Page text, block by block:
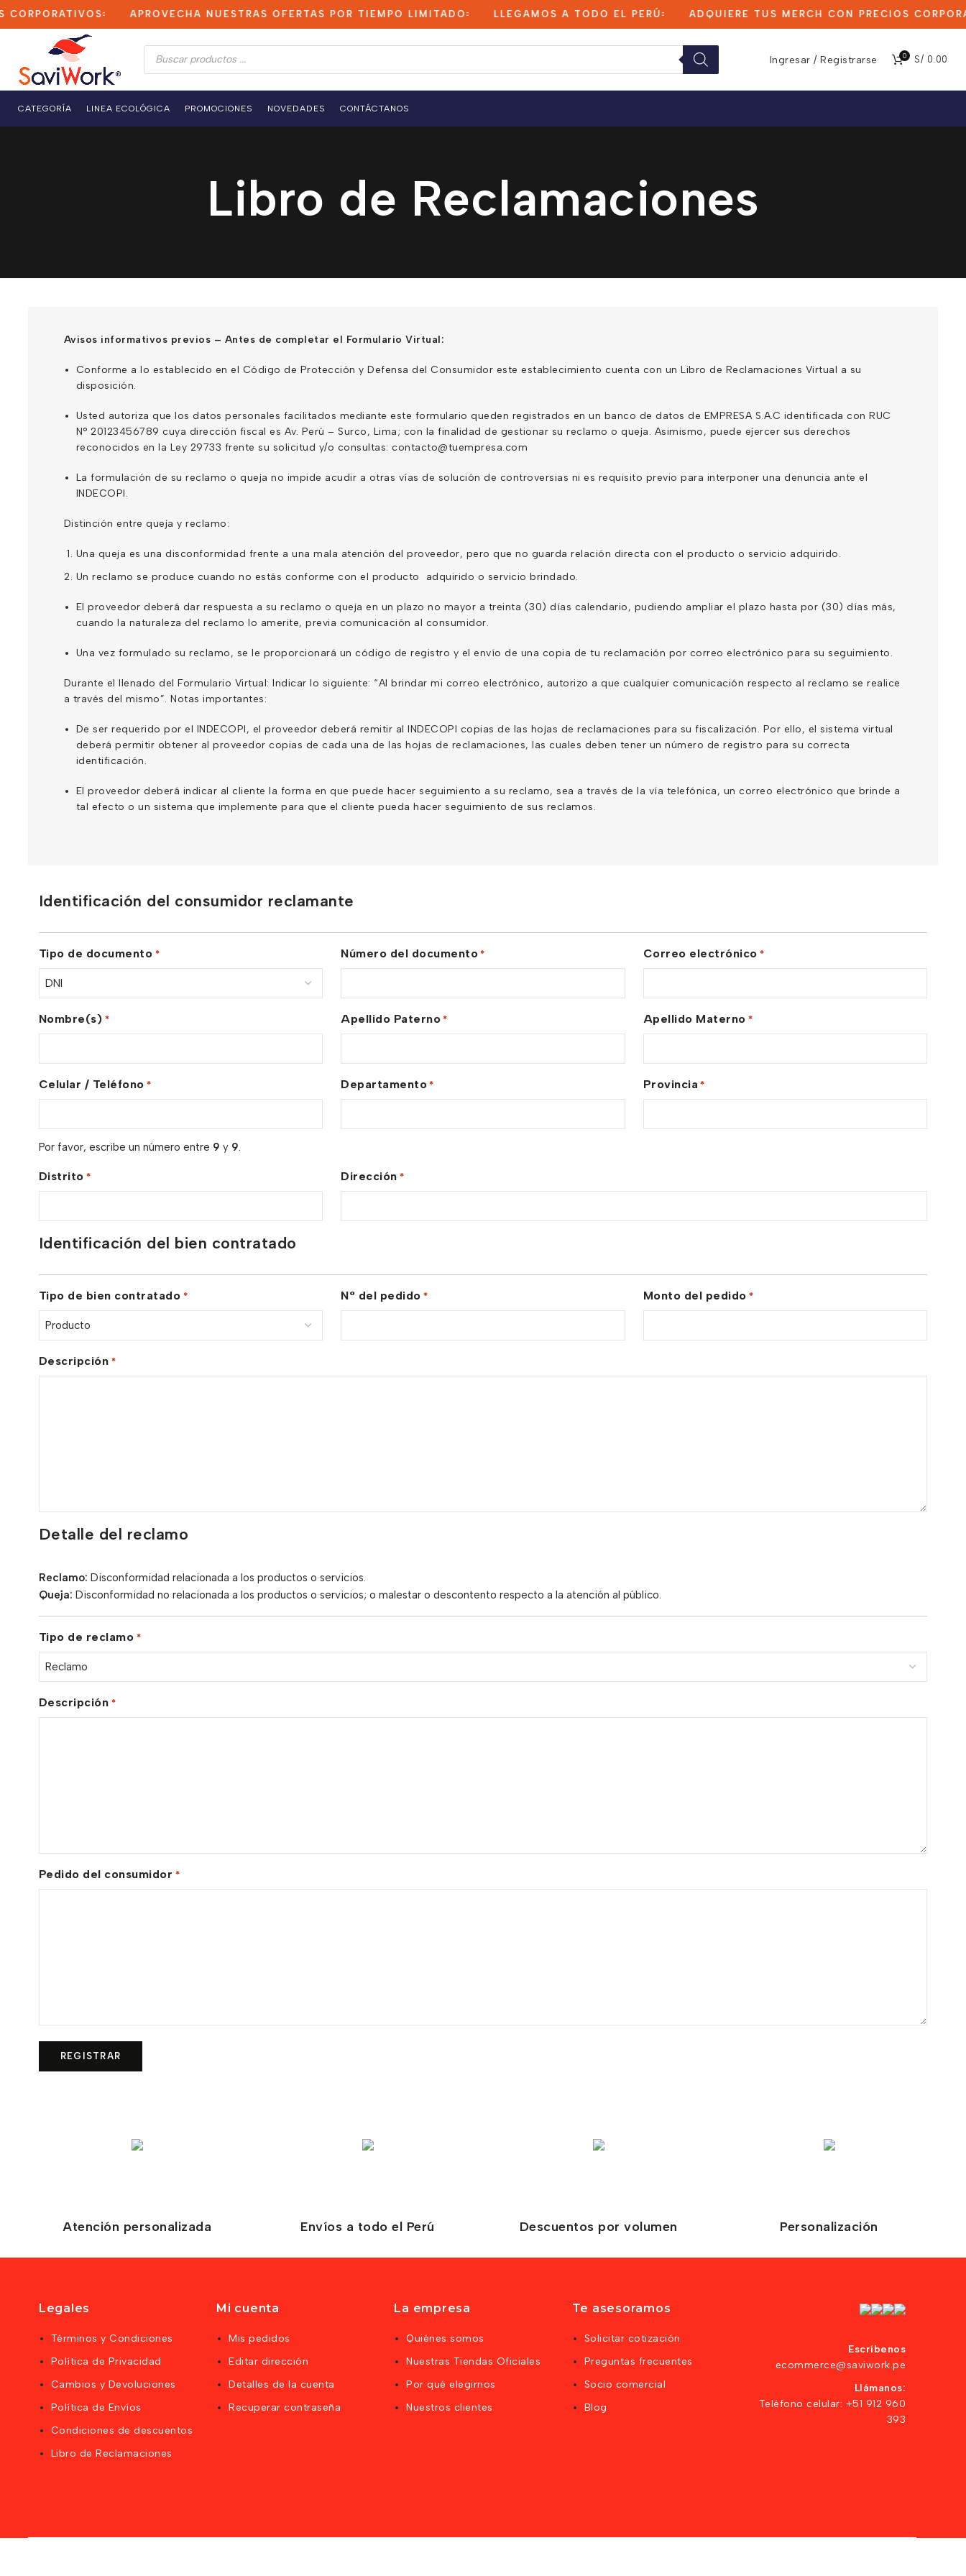
APROVECHA NUESTRAS OFERTAS POR TIEMPO LIMITADO LLEGAMOS A TODO EL PERÚ ADQUIERE TUS MERCH CON PRECIOS
Búsqueda
Ingresar / Registrarse 0 S/ 0.00
CATEGORÍA LINEA ECOLÓGICA PROMOCIONES NOVEDADES CONTÁCTANOS
Libro de Reclamaciones
Avisos informativos previos – Antes de completar el Formulario Virtual:
Conforme a lo establecido en el Código de Protección y Defensa del Consumidor este establecimiento cuenta con un Libro de Reclamaciones Virtual a su
disposición.
Usted autoriza que los datos personales facilitados mediante este formulario queden registrados en un banco de datos de EMPRESA S.A.C identificada con RUC
N° 20123456789 cuya dirección fiscal es Av. Perú – Surco, Lima; con la finalidad de gestionar su reclamo o queja. Asimismo, puede ejercer sus derechos
reconocidos en la Ley 29733 frente su solicitud y/o consultas: contacto@tuempresa.com
La formulación de su reclamo o queja no impide acudir a otras vías de solución de controversias ni es requisito previo para interponer una denuncia ante el
INDECOPI.
Distinción entre queja y reclamo:
Una queja es una disconformidad frente a una mala atención del proveedor, pero que no guarda relación directa con el producto o servicio adquirido.
Un reclamo se produce cuando no estás conforme con el producto adquirido o servicio brindado.
El proveedor deberá dar respuesta a su reclamo o queja en un plazo no mayor a treinta (30) días calendario, pudiendo ampliar el plazo hasta por (30) días más,
cuando la naturaleza del reclamo lo amerite, previa comunicación al consumidor.
Una vez formulado su reclamo, se le proporcionará un código de registro y el envío de una copia de tu reclamación por correo electrónico para su seguimiento.
Durante el llenado del Formulario Virtual: Indicar lo siguiente: “Al brindar mi correo electrónico, autorizo a que cualquier comunicación respecto al reclamo se realice
a través del mismo”. Notas importantes:
De ser requerido por el INDECOPI, el proveedor deberá remitir al INDECOPI copias de las hojas de reclamaciones para su fiscalización. Por ello, el sistema virtual
deberá permitir obtener al proveedor copias de cada una de las hojas de reclamaciones, las cuales deben tener un número de registro para su correcta
identificación.
El proveedor deberá indicar al cliente la forma en que puede hacer seguimiento a su reclamo, sea a través de la vía telefónica, un correo electrónico que brinde a
tal efecto o un sistema que implemente para que el cliente pueda hacer seguimiento de sus reclamos.
Identificación del consumidor reclamante
Tipo de documento * Número del documento * Correo electrónico *
Nombre(s) * Apellido Paterno * Apellido Materno *
Celular / Teléfono *
Por favor, escribe un número entre 9 y 9.
Departamento * Provincia *
Distrito * Dirección *
Identificación del bien contratado
Tipo de bien contratado * N° del pedido * Monto del pedido *
Descripción *
Detalle del reclamo
Reclamo: Disconformidad relacionada a los productos o servicios.
Queja: Disconformidad no relacionada a los productos o servicios; o malestar o descontento respecto a la atención al público.
Tipo de reclamo *
Descripción *
Pedido del consumidor *
Atención personalizada Envíos a todo el Perú Descuentos por volumen Personalización
Legales
Términos y Condiciones
Política de Privacidad
Cambios y Devoluciones
Política de Envíos
Condiciones de descuentos
Libro de Reclamaciones
Mi cuenta
Mis pedidos
Editar dirección
Detalles de la cuenta
Recuperar contraseña
La empresa
Quiénes somos
Nuestras Tiendas Oficiales
Por qué elegirnos
Nuestros clientes
Te asesoramos
Solicitar cotización
Preguntas frecuentes
Socio comercial
Blog
Escríbenos
ecommerce@saviwork.pe
Llámanos:
Teléfono celular: +51 912 960
393